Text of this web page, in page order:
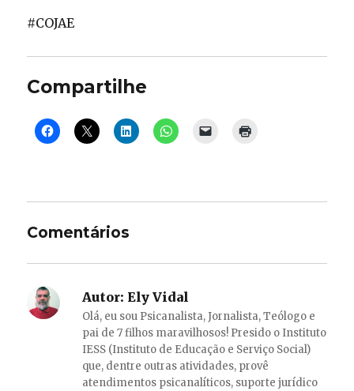
#COJAE
Compartilhe
Comentários
Autor: Ely Vidal
Olá, eu sou Psicanalista, Jornalista, Teólogo e
pai de 7 filhos maravilhosos! Presido o Instituto
IESS (Instituto de Educação e Serviço Social)
que, dentre outras atividades, provê
atendimentos psicanalíticos, suporte jurídico